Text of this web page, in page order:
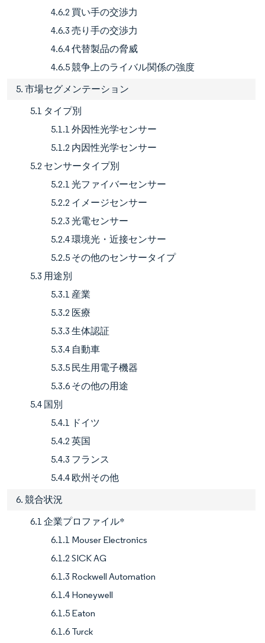
4.6.2 買い手の交渉力
4.6.3 売り手の交渉力
4.6.4 代替製品の脅威
4.6.5 競争上のライバル関係の強度
5. 市場セグメンテーション
5.1 タイプ別
5.1.1 外因性光学センサー
5.1.2 内因性光学センサー
5.2 センサータイプ別
5.2.1 光ファイバーセンサー
5.2.2 イメージセンサー
5.2.3 光電センサー
5.2.4 環境光・近接センサー
5.2.5 その他のセンサータイプ
5.3 用途別
5.3.1 産業
5.3.2 医療
5.3.3 生体認証
5.3.4 自動車
5.3.5 民生用電子機器
5.3.6 その他の用途
5.4 国別
5.4.1 ドイツ
5.4.2 英国
5.4.3 フランス
5.4.4 欧州その他
6. 競合状況
6.1 企業プロファイル*
6.1.1 Mouser Electronics
6.1.2 SICK AG
6.1.3 Rockwell Automation
6.1.4 Honeywell
6.1.5 Eaton
6.1.6 Turck